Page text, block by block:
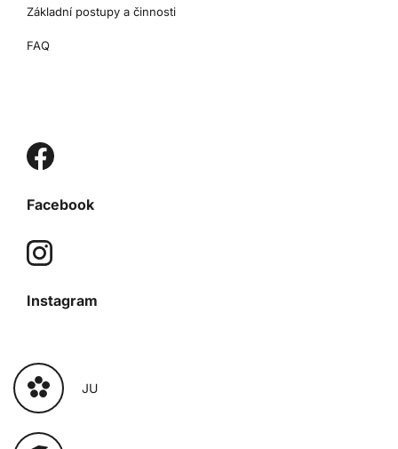
Základní postupy a činnosti
FAQ
Facebook
Instagram
JU